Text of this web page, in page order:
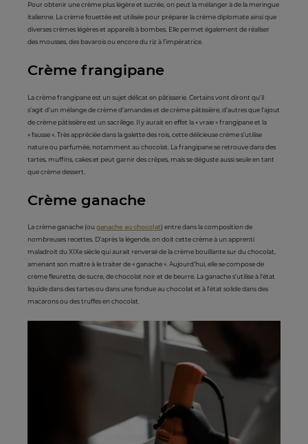
Pour obtenir une crème plus légère et sucrée, on peut la mélanger à de la meringue
italienne. La crème fouettée est utilisée pour préparer la crème diplomate ainsi que
diverses crèmes légères et appareils à bombes. Elle permet également de réaliser
des mousses, des bavarois ou encore du riz à l’impératrice.
Crème frangipane
La crème frangipane est un sujet délicat en pâtisserie. Certains vont diront qu’il
s’agit d’un mélange de crème d’amandes et de crème pâtissière, d’autres que l’ajout
de crème pâtissière est un sacrilège. Il y aurait en effet la « vraie » frangipane et la
« fausse ». Très appréciée dans la galette des rois, cette délicieuse crème s’utilise
nature ou parfumée, notamment au chocolat. La frangipane se retrouve dans des
tartes, muffins, cakes et peut garnir des crêpes, mais se déguste aussi seule en tant
que crème dessert.
Crème ganache
La crème ganache (ou ganache au chocolat) entre dans la composition de
nombreuses recettes. D’après la légende, on doit cette crème à un apprenti
maladroit du XIXe siècle qui aurait renversé de la crème bouillante sur du chocolat,
amenant son maître à le traiter de « ganache ». Aujourd’hui, elle se compose de
crème fleurette, de sucre, de chocolat noir et de beurre. La ganache s’utilise à l’état
liquide dans des tartes ou dans une fondue au chocolat et à l’état solide dans des
macarons ou des truffes en chocolat.